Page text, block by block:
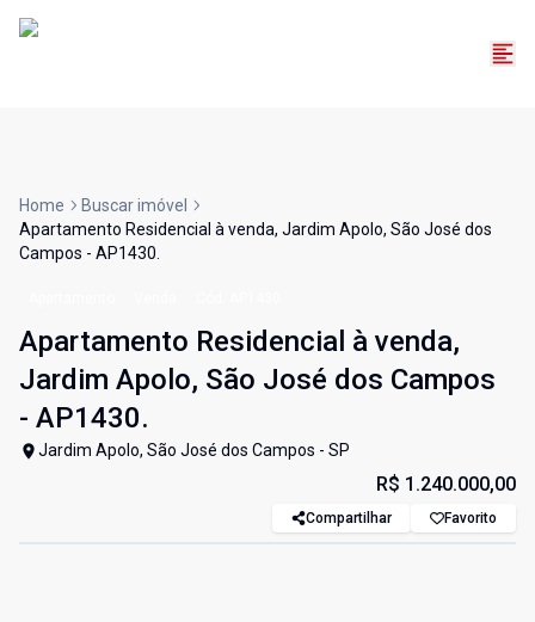
Home
Buscar imóvel
Apartamento Residencial à venda, Jardim Apolo, São José dos
Campos - AP1430.
Apartamento Residencial à venda,
Jardim Apolo, São José dos Campos
- AP1430.
Jardim Apolo, São José dos Campos - SP
R$ 1.240.000,00
Compartilhar Favorito